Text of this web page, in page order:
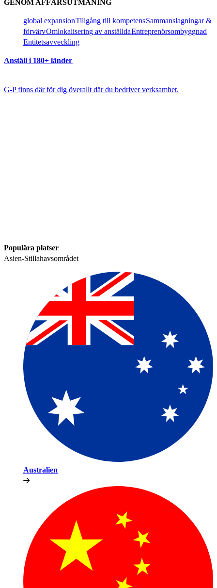
GENOM AFFÄRSUTMANING​​
global expansion​​Tillgång till kompetens​​Sammanslagningar &
förvärv​​Omlokalisering av anställda​​Entreprenörsombyggnad​​
Entitetsavveckling​​
Anställ i 180+ länder​​
G-P finns där för dig överallt där du bedriver verksamhet.​​
Populära platser​​
Asien-Stillahavsområdet​​
Australien​​